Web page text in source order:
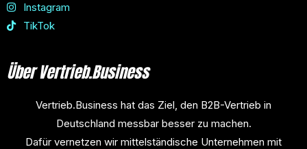
Instagram
TikTok
Über Vertrieb.Business
Vertrieb.Business hat das Ziel, den B2B-Vertrieb in
Deutschland messbar besser zu machen.
Dafür vernetzen wir mittelständische Unternehmen mit